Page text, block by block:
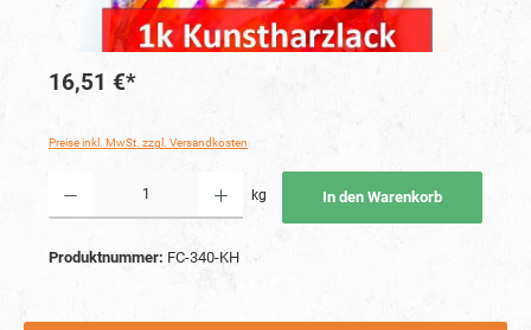
16,51 €*
Preise inkl. MwSt. zzgl. Versandkosten
kg In den Warenkorb
Produktnummer: FC-340-KH